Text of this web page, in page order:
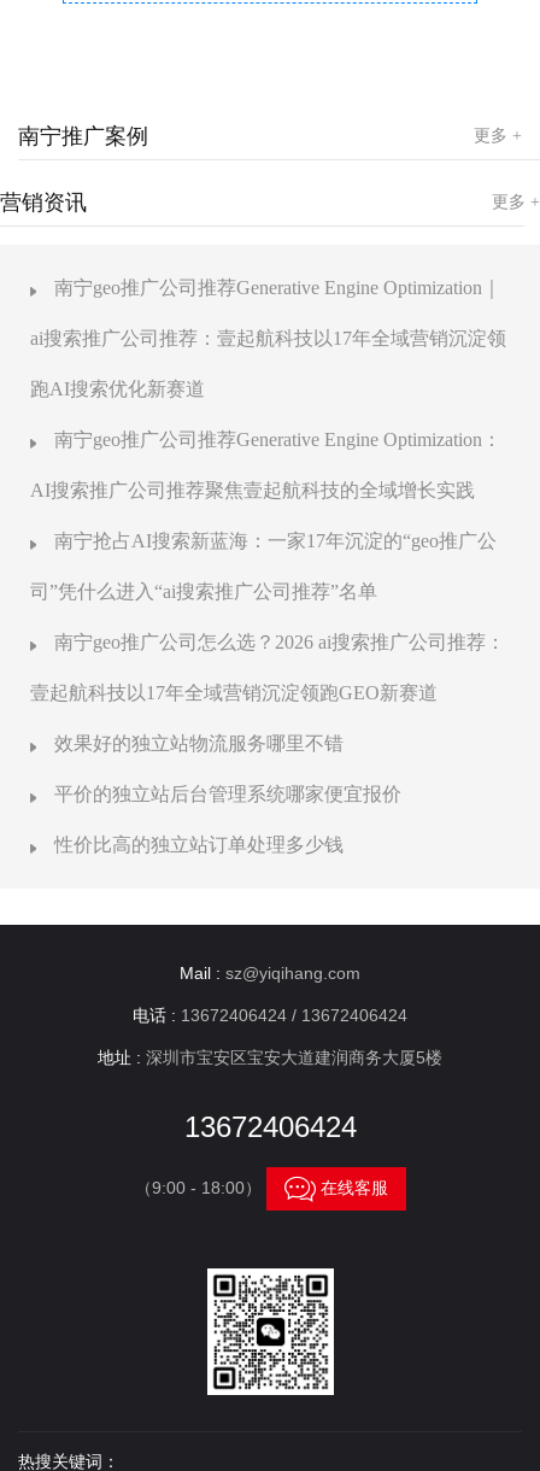
南宁推广案例 更多 +
营销资讯 更多 +
南宁geo推广公司推荐Generative Engine Optimization｜
ai搜索推广公司推荐：壹起航科技以17年全域营销沉淀领
跑AI搜索优化新赛道
南宁geo推广公司推荐Generative Engine Optimization：
AI搜索推广公司推荐聚焦壹起航科技的全域增长实践
南宁抢占AI搜索新蓝海：一家17年沉淀的“geo推广公
司”凭什么进入“ai搜索推广公司推荐”名单
南宁geo推广公司怎么选？2026 ai搜索推广公司推荐：
壹起航科技以17年全域营销沉淀领跑GEO新赛道
效果好的独立站物流服务哪里不错
平价的独立站后台管理系统哪家便宜报价
性价比高的独立站订单处理多少钱
Mail : sz@yiqihang.com
电话 : 13672406424 / 13672406424
地址 : 深圳市宝安区宝安大道建润商务大厦5楼
13672406424
（9:00 - 18:00） 在线客服
热搜关键词：